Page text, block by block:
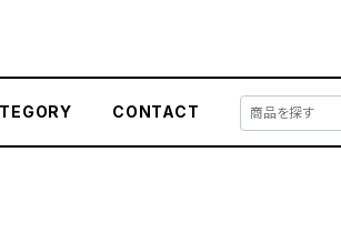
CONTACT